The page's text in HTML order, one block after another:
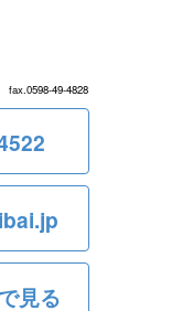
fax.0598-49-4828
見る